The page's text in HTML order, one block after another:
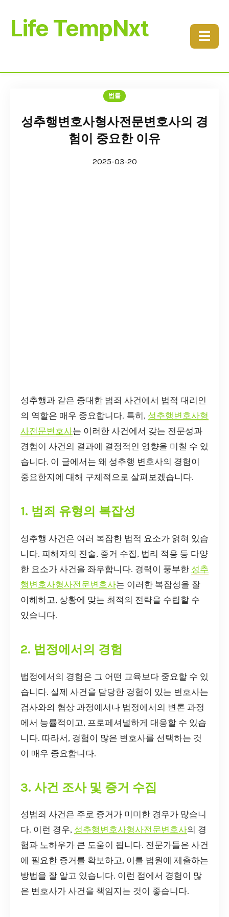
Life TempNxt ☰
법률
성추행변호사형사전문변호사의 경
험이 중요한 이유
2025-03-20
성추행과 같은 중대한 범죄 사건에서 법적 대리인
의 역할은 매우 중요합니다. 특히, 성추행변호사형
사전문변호사는 이러한 사건에서 갖는 전문성과
경험이 사건의 결과에 결정적인 영향을 미칠 수 있
습니다. 이 글에서는 왜 성추행 변호사의 경험이
중요한지에 대해 구체적으로 살펴보겠습니다.
1. 범죄 유형의 복잡성
성추행 사건은 여러 복잡한 법적 요소가 얽혀 있습
니다. 피해자의 진술, 증거 수집, 법리 적용 등 다양
한 요소가 사건을 좌우합니다. 경력이 풍부한 성추
행변호사형사전문변호사는 이러한 복잡성을 잘
이해하고, 상황에 맞는 최적의 전략을 수립할 수
있습니다.
2. 법정에서의 경험
법정에서의 경험은 그 어떤 교육보다 중요할 수 있
습니다. 실제 사건을 담당한 경험이 있는 변호사는
검사와의 협상 과정에서나 법정에서의 변론 과정
에서 능률적이고, 프로페셔널하게 대응할 수 있습
니다. 따라서, 경험이 많은 변호사를 선택하는 것
이 매우 중요합니다.
3. 사건 조사 및 증거 수집
성범죄 사건은 주로 증거가 미미한 경우가 많습니
다. 이런 경우, 성추행변호사형사전문변호사의 경
험과 노하우가 큰 도움이 됩니다. 전문가들은 사건
에 필요한 증거를 확보하고, 이를 법원에 제출하는
방법을 잘 알고 있습니다. 이런 점에서 경험이 많
은 변호사가 사건을 책임지는 것이 좋습니다.